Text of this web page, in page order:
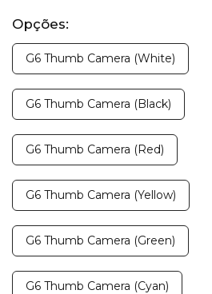
Opções:
G6 Thumb Camera (White)
G6 Thumb Camera (Black)
G6 Thumb Camera (Red)
G6 Thumb Camera (Yellow)
G6 Thumb Camera (Green)
G6 Thumb Camera (Cyan)